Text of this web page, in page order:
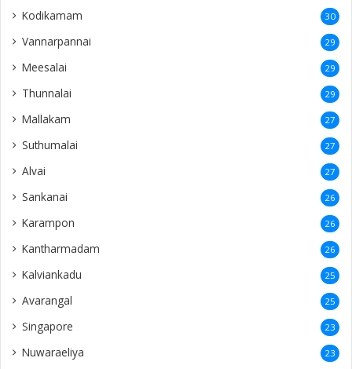
Kodikamam 30
Vannarpannai 29
Meesalai 29
Thunnalai 29
Mallakam 27
Suthumalai 27
Alvai 27
Sankanai 26
Karampon 26
Kantharmadam 26
Kalviankadu 25
Avarangal 25
Singapore 23
Nuwaraeliya 23